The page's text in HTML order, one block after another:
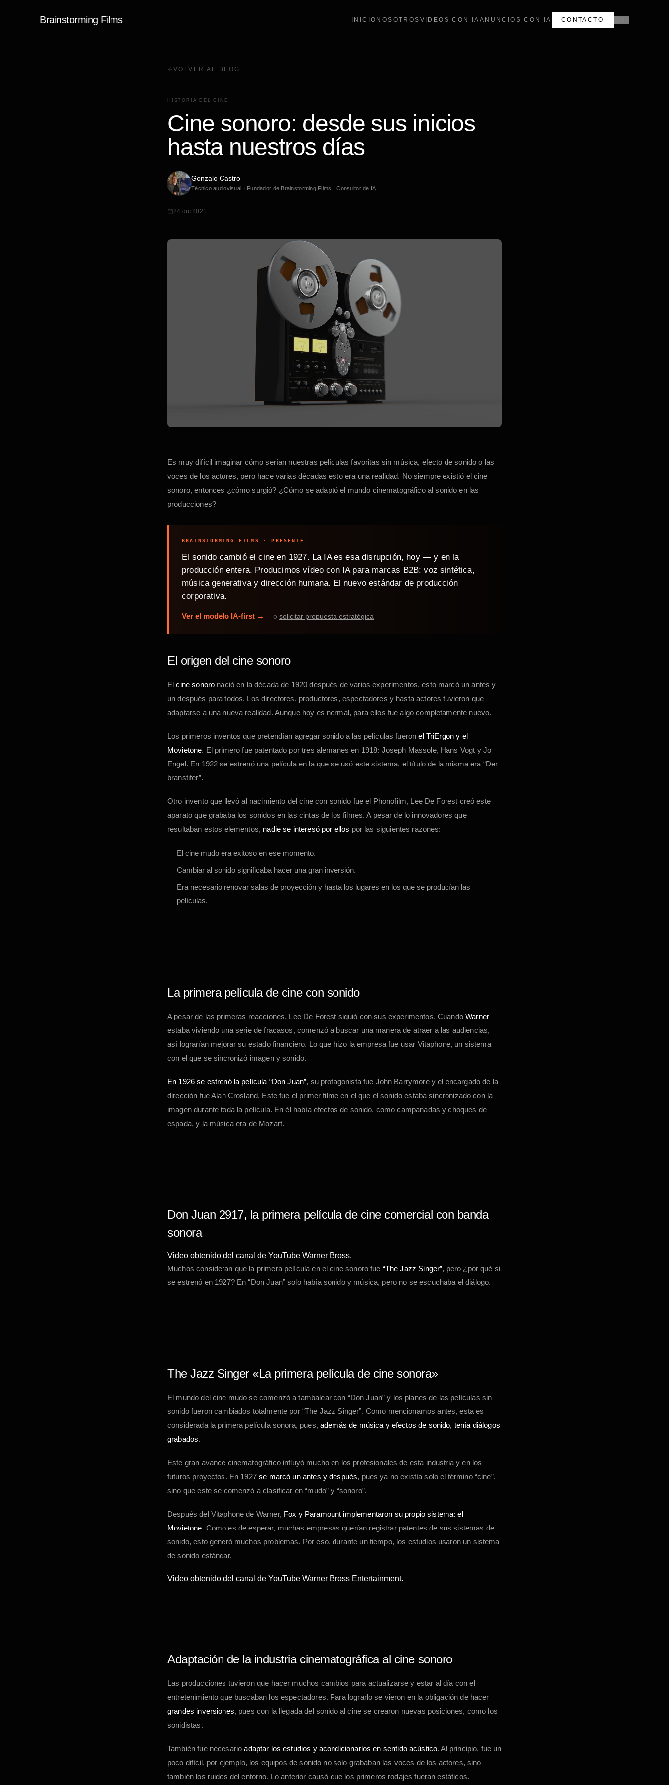
Brainstorming Films INICIO NOSOTROS VIDEOS CON IA ANUNCIOS CON IA CONTACTO
VOLVER AL BLOG
HISTORIA DEL CINE
Cine sonoro: desde sus inicios
hasta nuestros días
Gonzalo Castro
Técnico audiovisual · Fundador de Brainstorming Films · Consultor de IA
24 dic 2021
Es muy difícil imaginar cómo serían nuestras películas favoritas sin música, efecto de sonido o las
voces de los actores, pero hace varias décadas esto era una realidad. No siempre existió el cine
sonoro, entonces ¿cómo surgió? ¿Cómo se adaptó el mundo cinematográfico al sonido en las
producciones?
BRAINSTORMING FILMS · PRESENTE
El sonido cambió el cine en 1927. La IA es esa disrupción, hoy — y en la
producción entera. Producimos vídeo con IA para marcas B2B: voz sintética,
música generativa y dirección humana. El nuevo estándar de producción
corporativa.
Ver el modelo IA-first → o solicitar propuesta estratégica
El origen del cine sonoro
Elcine sonoro nació en la década de 1920 después de varios experimentos, esto marcó un antes y
un después para todos. Los directores, productores, espectadores y hasta actores tuvieron que
adaptarse a una nueva realidad. Aunque hoy es normal, para ellos fue algo completamente nuevo.
Los primeros inventos que pretendían agregar sonido a las películas fueronel TriErgon y el
Movietone. El primero fue patentado por tres alemanes en 1918: Joseph Massole, Hans Vogt y Jo
Engel. En 1922 se estrenó una película en la que se usó este sistema, el título de la misma era “Der
branstifer”.
Otro invento que llevó al nacimiento del cine con sonido fue el Phonofilm, Lee De Forest creó este
aparato que grababa los sonidos en las cintas de los filmes. A pesar de lo innovadores que
resultaban estos elementos, nadie se interesó por ellos por las siguientes razones:
El cine mudo era exitoso en ese momento.
Cambiar al sonido significaba hacer una gran inversión.
Era necesario renovar salas de proyección y hasta los lugares en los que se producían las
películas.
La primera película de cine con sonido
A pesar de las primeras reacciones, Lee De Forest siguió con sus experimentos. CuandoWarner
estaba viviendo una serie de fracasos, comenzó a buscar una manera de atraer a las audiencias,
así lograrían mejorar su estado financiero. Lo que hizo la empresa fue usar Vitaphone, un sistema
con el que se sincronizó imagen y sonido.
En 1926 se estrenó la película “Don Juan”, su protagonista fue John Barrymore y el encargado de la
dirección fue Alan Crosland. Este fue el primer filme en el que el sonido estaba sincronizado con la
imagen durante toda la película. En él había efectos de sonido, como campanadas y choques de
espada, y la música era de Mozart.
Don Juan 2917, la primera película de cine comercial con banda
sonora
Video obtenido del canal de YouTube Warner Bross.
Muchos consideran que la primera película en el cine sonoro fue “The Jazz Singer”, pero ¿por qué si
se estrenó en 1927? En “Don Juan” solo había sonido y música, pero no se escuchaba el diálogo.
The Jazz Singer «La primera película de cine sonora»
El mundo del cine mudo se comenzó a tambalear con “Don Juan” y los planes de las películas sin
sonido fueron cambiados totalmente por “The Jazz Singer”. Como mencionamos antes, esta es
considerada la primera película sonora, pues, además de música y efectos de sonido, tenía diálogos
grabados.
Este gran avance cinematográfico influyó mucho en los profesionales de esta industria y en los
futuros proyectos. En 1927se marcó un antes y después, pues ya no existía solo el término “cine”,
sino que este se comenzó a clasificar en “mudo” y “sonoro”.
Después del Vitaphone de Warner, Fox y Paramount implementaron su propio sistema: el
Movietone. Como es de esperar, muchas empresas querían registrar patentes de sus sistemas de
sonido, esto generó muchos problemas. Por eso, durante un tiempo, los estudios usaron un sistema
de sonido estándar.
Video obtenido del canal de YouTube Warner Bross Entertainment.
Adaptación de la industria cinematográfica al cine sonoro
Las producciones tuvieron que hacer muchos cambios para actualizarse y estar al día con el
entretenimiento que buscaban los espectadores. Para lograrlo se vieron en la obligación de hacer
grandes inversiones, pues con la llegada del sonido al cine se crearon nuevas posiciones, como los
sonidistas.
También fue necesarioadaptar los estudios y acondicionarlos en sentido acústico. Al principio, fue un
poco difícil, por ejemplo, los equipos de sonido no solo grababan las voces de los actores, sino
también los ruidos del entorno. Lo anterior causó que los primeros rodajes fueran estáticos.